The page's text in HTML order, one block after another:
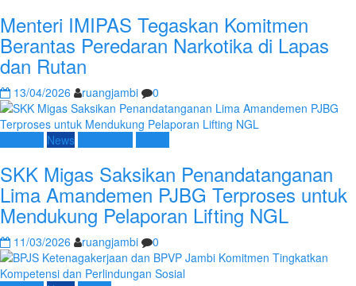
Menteri IMIPAS Tegaskan Komitmen
Berantas Peredaran Narkotika di Lapas
dan Rutan
13/04/2026 ruangjambi 0
News
SKK Migas Saksikan Penandatanganan
Lima Amandemen PJBG Terproses untuk
Mendukung Pelaporan Lifting NGL
11/03/2026 ruangjambi 0